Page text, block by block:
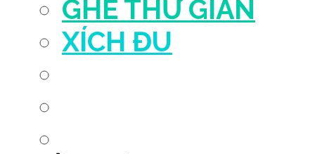
GHẾ THƯ GIÃN
XÍCH ĐU